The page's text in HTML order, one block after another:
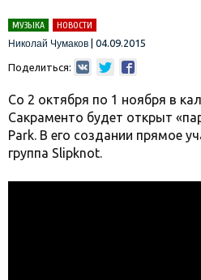
МУЗЫКА
НОВОСТИ
Николай Чумаков
04.09.2015
Поделиться:
Со 2 октября по 1 ноября в
Сакраменто будет открыт
Park. В его создании прямое
группа Slipknot.